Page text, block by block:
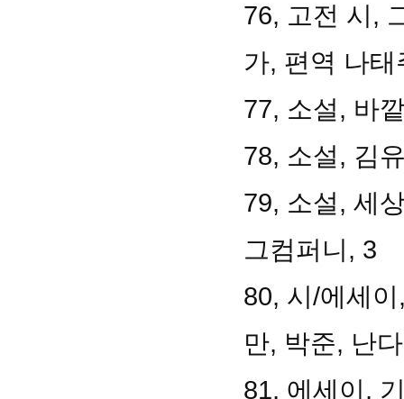
76, 고전 시,
가, 편역 나
77, 소설, 바
78, 소설, 김
79, 소설, 세
그컴퍼니, 3
80, 시/에세
만, 박준, 난
81, 에세이,